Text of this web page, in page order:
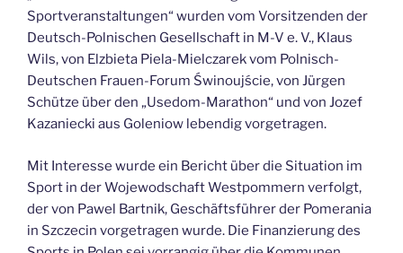
Sportveranstaltungen“ wurden vom Vorsitzenden der
Deutsch-Polnischen Gesellschaft in M-V e. V., Klaus
Wils, von Elzbieta Piela-Mielczarek vom Polnisch-
Deutschen Frauen-Forum Świnoujście, von Jürgen
Schütze über den „Usedom-Marathon“ und von Jozef
Kazaniecki aus Goleniow lebendig vorgetragen.
Mit Interesse wurde ein Bericht über die Situation im
Sport in der Wojewodschaft Westpommern verfolgt,
der von Pawel Bartnik, Geschäftsführer der Pomerania
in Szczecin vorgetragen wurde. Die Finanzierung des